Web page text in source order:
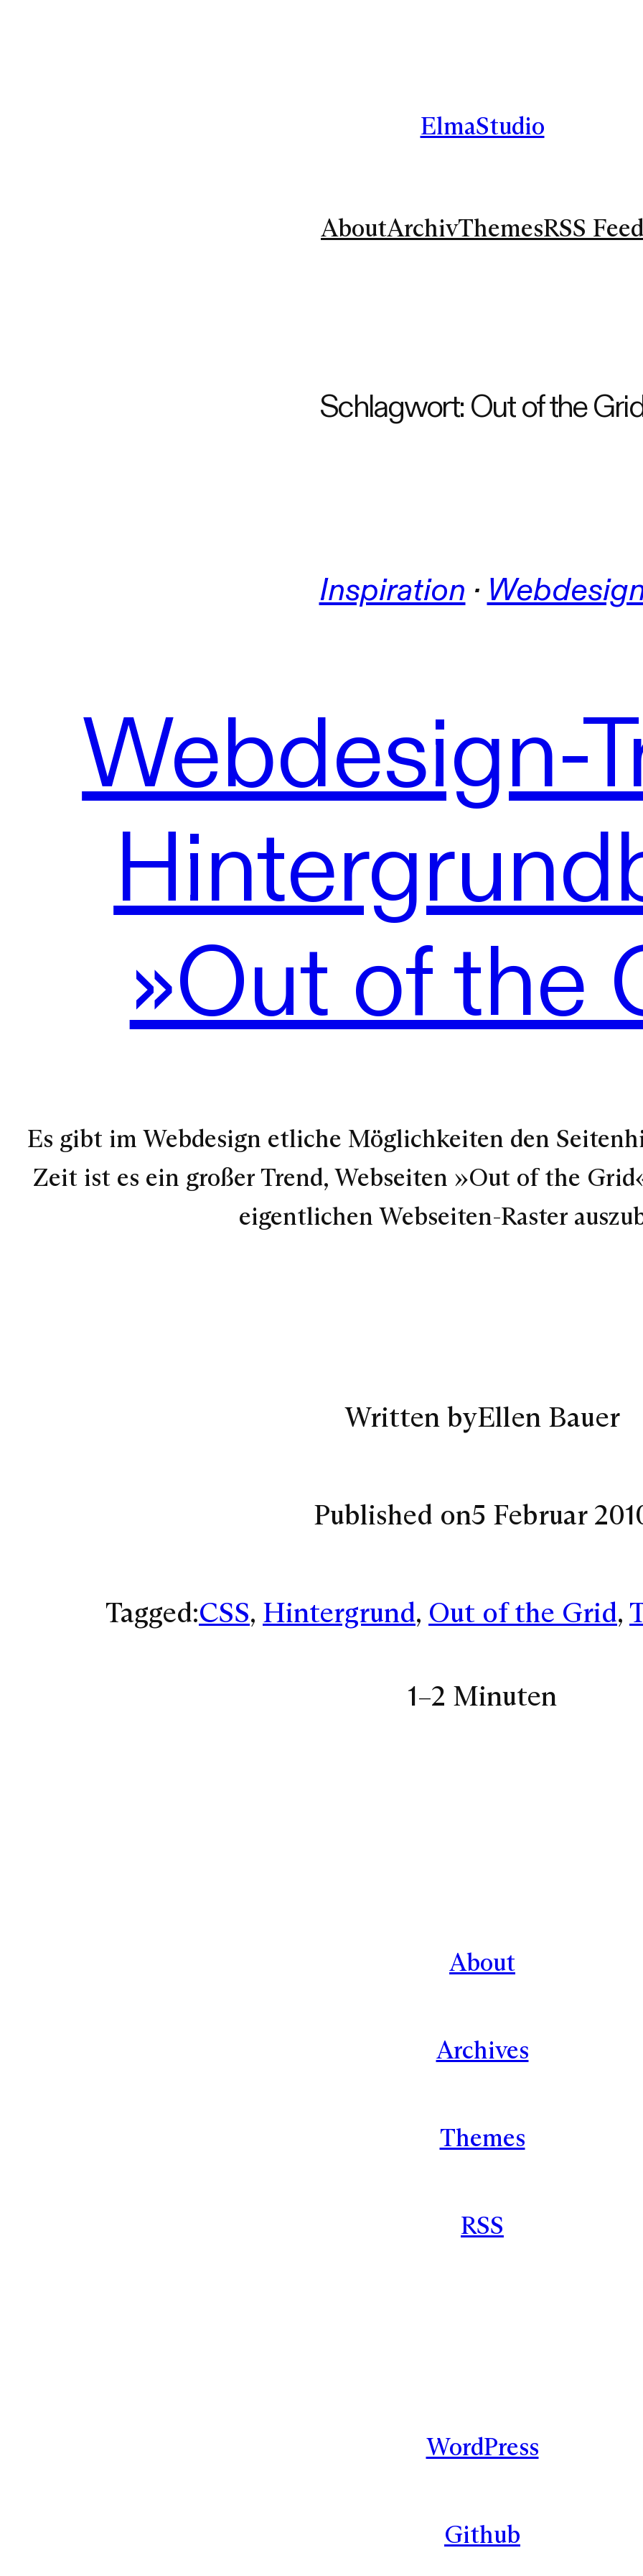
ElmaStudio
AboutArchivThemesRSS Feed
Schlagwort: Out of the
Inspiration ·
Webdesign-
»Out of the
Es gibt im Webdesign etliche Möglichkeiten den
Zeit ist es ein großer Trend, Webseiten »Out of the
eigentlichen Webseiten-Raster
Written byEllen Bauer
Published on5 Februar
Tagged:CSS, Hintergrund, Out of the Grid,
1–2 Minuten
About
Archives
Themes
RSS
WordPress
Github